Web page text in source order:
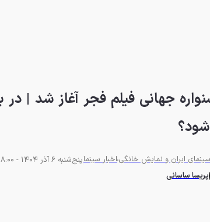
جهانی فیلم فجر آغاز شد |
سینمای ایران و نمایش خانگیاخبار سینماپنج‌شنبه 6 آذر 1404 - 18:00
پریسا ساسانی